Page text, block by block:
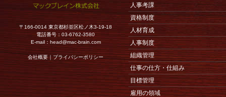
〒166-0014 東京都杉並区松ノ木3-19-18
電話番号：03-6762-3580
E-mail： head@mac-brain.com
会社概要｜プライバシーポリシー
人事考課
資格制度
人材育成
人事制度
組織管理
仕事の仕方・仕組み
目標管理
雇用の領域